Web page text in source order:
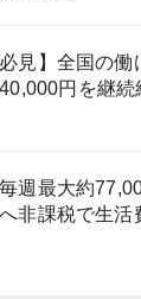
必見】全国の
円を継続
毎週最大約
非課税で生活